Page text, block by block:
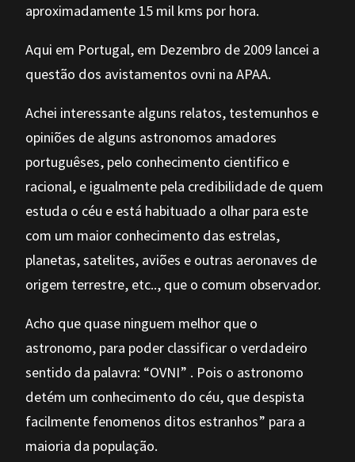
aproximadamente 15 mil kms por hora.
Aqui em Portugal, em Dezembro de 2009 lancei a
questão dos avistamentos ovni na APAA.
Achei interessante alguns relatos, testemunhos e
opiniões de alguns astronomos amadores
portuguêses, pelo conhecimento cientifico e
racional, e igualmente pela credibilidade de quem
estuda o céu e está habituado a olhar para este
com um maior conhecimento das estrelas,
planetas, satelites, aviões e outras aeronaves de
origem terrestre, etc.., que o comum observador.
Acho que quase ninguem melhor que o
astronomo, para poder classificar o verdadeiro
sentido da palavra: “OVNI” . Pois o astronomo
detém um conhecimento do céu, que despista
facilmente fenomenos ditos estranhos” para a
maioria da população.